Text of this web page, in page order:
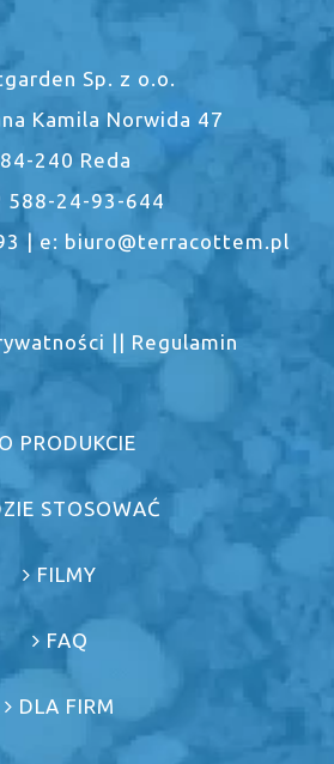
Sp. z o.o.
Kamila Norwida 47
84-240 Reda
588-24-93-644
| e: biuro@terracottem.pl
|| Regulamin
O PRODUKCIE
STOSOWAĆ
FILMY
FAQ
DLA FIRM